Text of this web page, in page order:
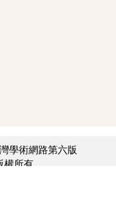
學術網路第六版
權所有